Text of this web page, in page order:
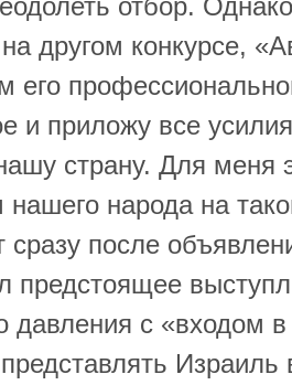
отбор.
другом конкурсе,
его
и приложу все
страну. Для меня
нашего народа на
сразу после
предстоящее
давления с «входом
Израиль